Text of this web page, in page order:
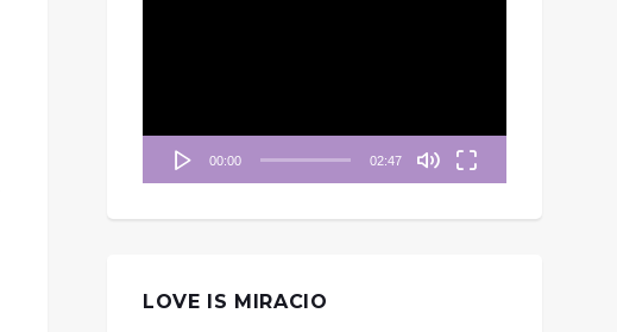
00:00 02:47
LOVE IS MIRACIO